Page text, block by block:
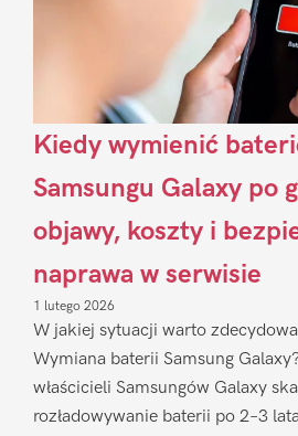
Kiedy wymienić
Samsungu Galaxy po
objawy, koszty i
naprawa w serwisie
1 lutego 2026
W jakiej sytuacji warto
Wymiana baterii Samsung
właścicieli Samsungów Galaxy
rozładowywanie baterii po 2–3